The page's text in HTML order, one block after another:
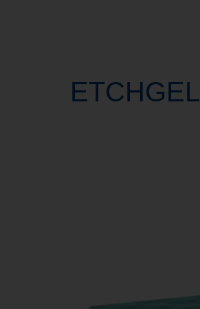
ETCHGEL